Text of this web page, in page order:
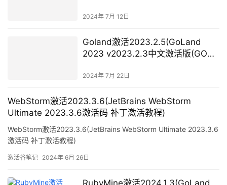
2024年 7月 12日
Goland激活2023.2.5(GoLand
2023 v2023.2.3中文激活版(GO语
2024年 7月 22日
WebStorm激活2023.3.6(JetBrains WebStorm
Ultimate 2023.3.6激活码 补丁激活教程)
WebStorm激活2023.3.6(JetBrains WebStorm Ultimate 2023.3.6
激活码 补丁激活教程)
激活谷笔记 2024年 6月 26日